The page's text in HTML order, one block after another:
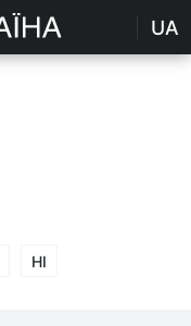
UA
НІ